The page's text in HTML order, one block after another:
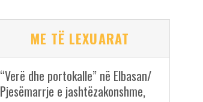
ME TË LEXUARAT
“Verë dhe portokalle” në Elbasan/
Pjesëmarrje e jashtëzakonshme,